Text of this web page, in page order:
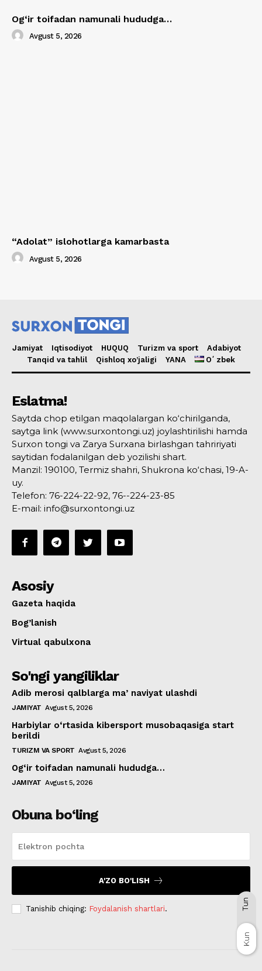
Og‘ir toifadan namunali hududga…
Avgust 5, 2026
“Adolat” islohotlarga kamarbasta
Avgust 5, 2026
Jamiyat Iqtisodiyot HUQUQ Turizm va sport
Adabiyot
Tanqid va tahlil
Qishloq xo’jaligi YANA Oʻzbek
Eslatma!
Saytda chop etilgan maqolalargan ko‘chirilganda,
saytga link (www.surxontongi.uz) joylashtirilishi hamda
Surxon tongi va Zarya Surxana birlashgan tahririyati
saytidan fodalanilgan deb yozilishi shart.
Manzil: 190100, Termiz shahri, Shukrona ko‘chasi, 19-A-
uy.
Telefon: 76-224-22-92, 76--224-23-85
E-mail: info@surxontongi.uz
Asosiy
Gazeta haqida
Bog’lanish
Virtual qabulxona
So'ngi yangiliklar
Adib merosi qalblarga maʼnaviyat ulashdi
JAMIYAT Avgust 5, 2026
Harbiylar o‘rtasida kibersport musobaqasiga start
berildi
TURIZM VA SPORT Avgust 5, 2026
Og‘ir toifadan namunali hududga…
JAMIYAT Avgust 5, 2026
Obuna bo‘ling
A'ZO BO'LISH
Tanishib chiqing: Foydalanish shartlari.
Kun
Kun
Tun